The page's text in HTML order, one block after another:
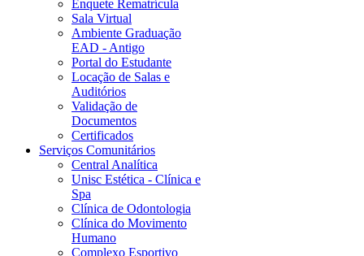
Enquete Rematrícula
Sala Virtual
Ambiente Graduação
EAD - Antigo
Portal do Estudante
Locação de Salas e
Auditórios
Validação de
Documentos
Certificados
Serviços Comunitários
Central Analítica
Unisc Estética - Clínica e
Spa
Clínica de Odontologia
Clínica do Movimento
Humano
Complexo Esportivo